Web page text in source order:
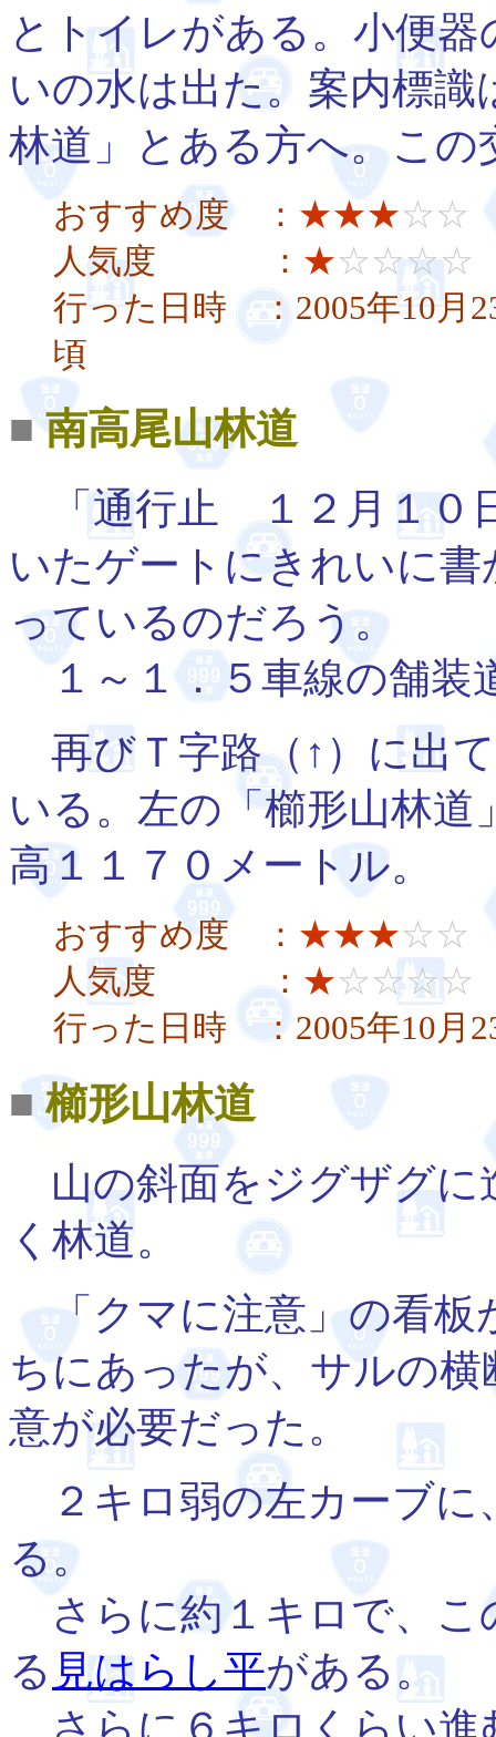
とトイレがある。小便
いの水は出た。案内標
林道」とある方へ。こ
おすすめ度 ： ★★★☆☆
人気度 ： ★☆☆☆☆
行った日時 ：2005年10月
頃
■ 南高尾山林道
「通行止 １２月１０
いたゲートにきれいに
っているのだろう。
１～１．５車線の舗装
再びＴ字路（↑）に出
いる。左の「櫛形山林
高１１７０メートル。
おすすめ度 ： ★★★☆☆
人気度 ： ★☆☆☆☆
行った日時 ：2005年10月
■ 櫛形山林道
山の斜面をジグザグに
く林道。
「クマに注意」の看板
ちにあったが、サルの横
意が必要だった。
２キロ弱の左カーブに
る。
さらに約１キロで、こ
る 見はらし平がある。
さらに６キロくらい進